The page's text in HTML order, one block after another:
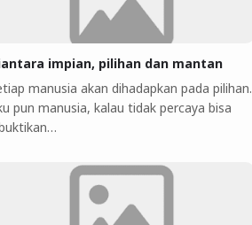
impian, pilihan dan mantan
manusia akan dihadapkan pada pilihan.
pun manusia, kalau tidak percaya bisa